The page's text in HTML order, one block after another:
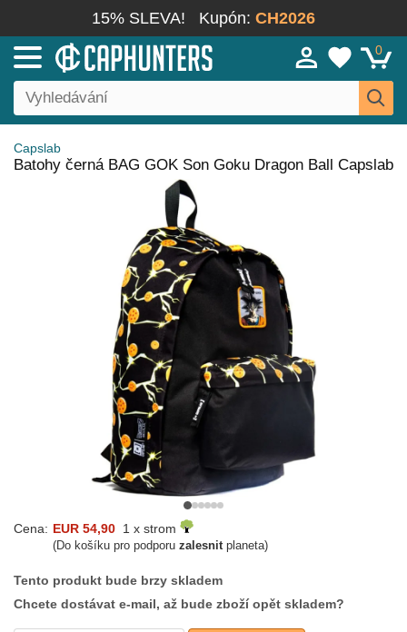
15% SLEVA! Kupón: CH2026
0
Capslab
Batohy černá BAG GOK Son Goku Dragon Ball Capslab
Cena: EUR 54,90 1 x strom
(Do košíku pro podporu zalesnitplaneta)
Tento produkt bude brzy skladem
Chcete dostávat e-mail, až bude zboží opět skladem?